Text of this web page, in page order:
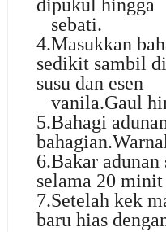
dipukul hingga
sebati.
4.Masukkan
sedikit sambil
susu dan esen
vanila.Gaul
5.Bahagi
6.Bakar
selama 20 minit
7.Setelah kek
baru hias